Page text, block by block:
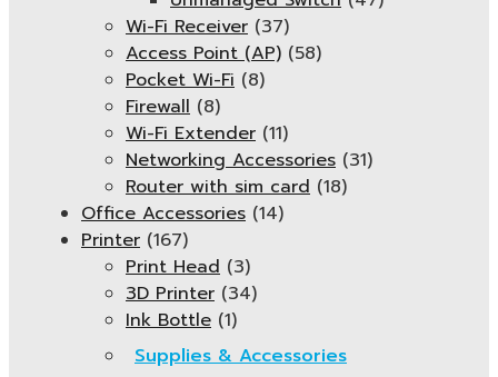
Wi-Fi Receiver (37)
Access Point (AP) (58)
Pocket Wi-Fi (8)
Firewall (8)
Wi-Fi Extender (11)
Networking Accessories (31)
Router with sim card (18)
Office Accessories (14)
Printer (167)
Print Head (3)
3D Printer (34)
Ink Bottle (1)
Supplies & Accessories